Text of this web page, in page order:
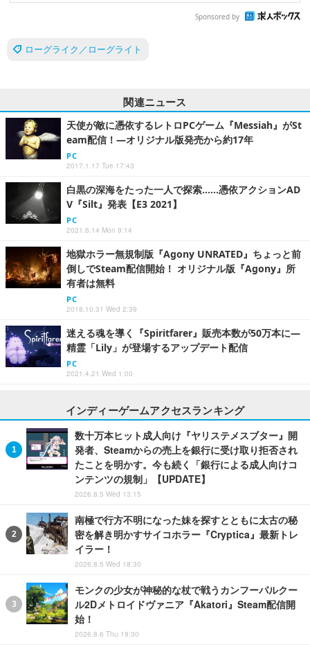
Sponsored by
ローグライク／ローグライト
関連ニュース
天使が敵に憑依するレトロPCゲーム『Messiah』がSt
eam配信！―オリジナル版発売から約17年
PC
2017.1.17 Tue 17:43
白黒の深海をたった一人で探索……憑依アクションAD
V『Silt』発表【E3 2021】
PC
2021.6.14 Mon 9:14
地獄ホラー無規制版『Agony UNRATED』ちょっと前
倒しでSteam配信開始！ オリジナル版『Agony』所
有者は無料
PC
2018.10.31 Wed 2:39
迷える魂を導く『Spiritfarer』販売本数が50万本に―
精霊「Lily」が登場するアップデート配信
PC
2021.4.21 Wed 1:00
インディーゲームアクセスランキング
数十万本ヒット成人向け『ヤリステメスブター』開
発者、Steamからの売上を銀行に受け取り拒否され
たことを明かす。今も続く「銀行による成人向けコ
ンテンツの規制」【UPDATE】
2026.8.5 Wed 13:15
南極で行方不明になった妹を探すとともに太古の秘
密を解き明かすサイコホラー『Cryptica』最新トレ
イラー！
2026.8.5 Wed 18:30
モンクの少女が神秘的な杖で戦うカンフーパルクー
ル2Dメトロイドヴァニア『Akatori』Steam配信開
始！
2026.8.6 Thu 19:30